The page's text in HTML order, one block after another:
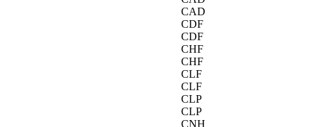
CAD
CDF
CDF
CHF
CHF
CLF
CLF
CLP
CLP
CNH